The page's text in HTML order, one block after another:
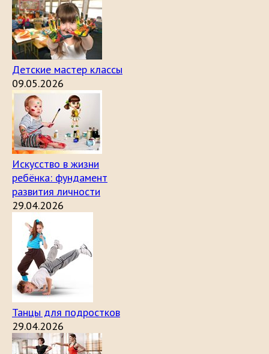
Детские мастер классы
09.05.2026
Искусство в жизни
ребёнка: фундамент
развития личности
29.04.2026
Танцы для подростков
29.04.2026